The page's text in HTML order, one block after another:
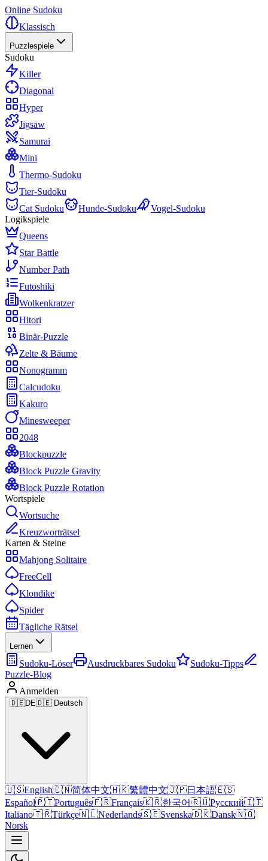
Online Sudoku
Klassisch
Puzzlespiele
Sudoku
Killer
Diagonal
Hyper
Jigsaw
Samurai
Mini
Thermo-Sudoku
Tier-Sudoku
Cat Sudoku
Hunde-Sudoku
Vogel-Sudoku
Logikspiele
Queens
Star Battle
Number Path
Futoshiki
Wolkenkratzer
Hitori
Binär-Puzzle
Zelte & Bäume
Nonogramm
Calcudoku
Kakuro
Minesweeper
2048
Blockpuzzle
Block Puzzle Gravity
Block Puzzle Rotation
Wortspiele
Wortsuche
Kreuzworträtsel
Karten & Steine
Mahjong Solitaire
FreeCell
Klondike
Spider
Tägliche Rätsel
Lernen
Sudoku-Löser Ausdruckbares Sudoku
Sudoku-Tipps
Puzzle-Blog
Anmelden
🇩🇪DE🇩🇪 Deutsch
🇺🇸English🇨🇳简体中文🇭🇰繁體中文🇯🇵日本語🇪🇸
Español🇵🇹Português🇫🇷Français🇰🇷한국어🇷🇺Русский🇮🇹
Italiano🇹🇷Türkçe🇳🇱Nederlands🇸🇪Svenska🇩🇰Dansk🇳🇴
Norsk